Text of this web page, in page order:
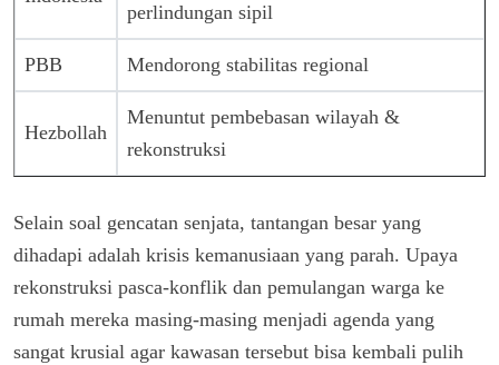
perlindungan sipil
PBB Mendorong stabilitas regional
Hezbollah
Menuntut pembebasan wilayah &
rekonstruksi
Selain soal gencatan senjata, tantangan besar yang
dihadapi adalah krisis kemanusiaan yang parah. Upaya
rekonstruksi pasca-konflik dan pemulangan warga ke
rumah mereka masing-masing menjadi agenda yang
sangat krusial agar kawasan tersebut bisa kembali pulih